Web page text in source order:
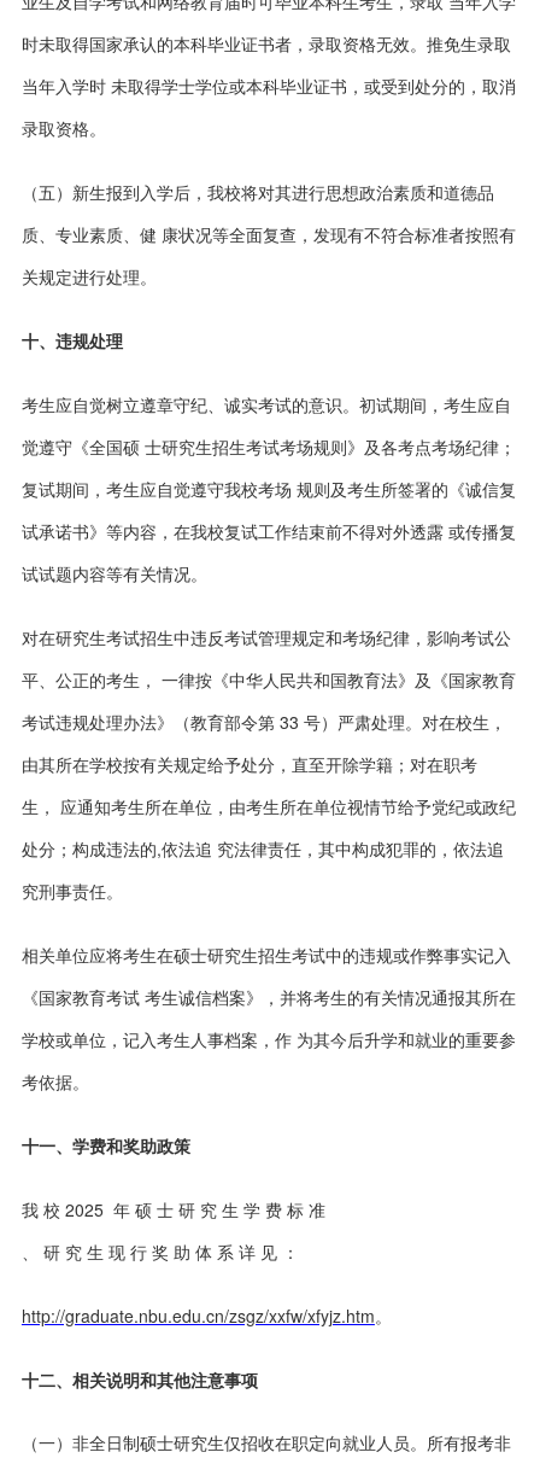
时未取得国家承认的本科毕业证书者，录取资格无效。推免生录取
当年入学时 未取得学士学位或本科毕业证书，或受到处分的，取消
录取资格。
（五）新生报到入学后，我校将对其进行思想政治素质和道德品
质、专业素质、健 康状况等全面复查，发现有不符合标准者按照有
关规定进行处理。
十、违规处理
考生应自觉树立遵章守纪、诚实考试的意识。初试期间，考生应自
觉遵守《全国硕 士研究生招生考试考场规则》及各考点考场纪律；
复试期间，考生应自觉遵守我校考场 规则及考生所签署的《诚信复
试承诺书》等内容，在我校复试工作结束前不得对外透露 或传播复
试试题内容等有关情况。
对在研究生考试招生中违反考试管理规定和考场纪律，影响考试公
平、公正的考生， 一律按《中华人民共和国教育法》及《国家教育
考试违规处理办法》（教育部令第 33 号） 严肃处理。对在校生，
由其所在学校按有关规定给予处分，直至开除学籍；对在职考
生， 应通知考生所在单位，由考生所在单位视情节给予党纪或政纪
处分；构成违法的,依法追 究法律责任，其中构成犯罪的，依法追
究刑事责任。
相关单位应将考生在硕士研究生招生考试中的违规或作弊事实记入
《国家教育考试 考生诚信档案》，并将考生的有关情况通报其所在
学校或单位，记入考生人事档案，作 为其今后升学和就业的重要参
考依据。
十一、学费和奖助政策
我 校 2025 年 硕 士 研 究 生 学 费 标 准
、 研 究 生 现 行 奖 助 体 系 详 见 ：
http://graduate.nbu.edu.cn/zsgz/xxfw/xfyjz.htm。
十二、相关说明和其他注意事项
（一）非全日制硕士研究生仅招收在职定向就业人员。所有报考非